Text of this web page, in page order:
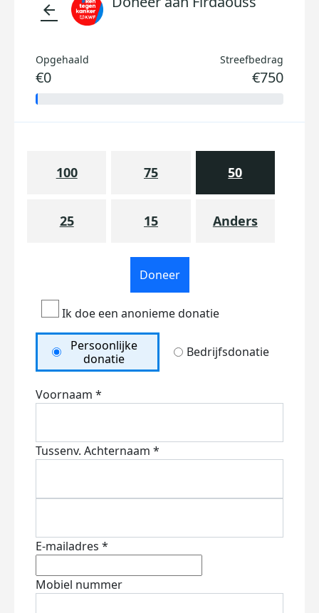
arrow_back
Opgehaald
€0
Streefbedrag
€750
100 75 50
25 15 Anders
Doneer
Ik doe een anonieme donatie
Persoonlijke
donatie
Bedrijfsdonatie
Voornaam *
Tussenv. Achternaam *
E-mailadres *
Mobiel nummer